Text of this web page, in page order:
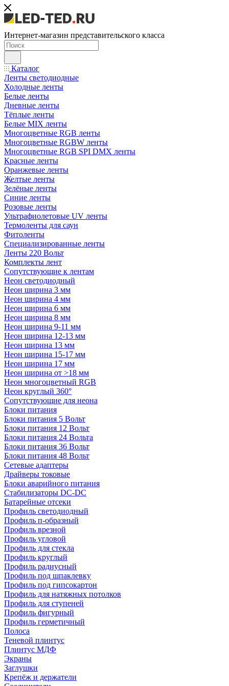
Интернет-магазин представительского класса
Каталог
Ленты светодиодные
Холодные ленты
Белые ленты
Дневные ленты
Тёплые ленты
Белые MIX ленты
Многоцветные RGB ленты
Многоцветные RGBW ленты
Многоцветные RGB SPI DMX ленты
Красные ленты
Оранжевые ленты
Желтые ленты
Зелёные ленты
Синие ленты
Розовые ленты
Ультрафиолетовые UV ленты
Термоленты для саун
Фитоленты
Специализированные ленты
Ленты 220 Вольт
Комплекты лент
Сопутствующие к лентам
Неон светодиодный
Неон ширина 3 мм
Неон ширина 4 мм
Неон ширина 6 мм
Неон ширина 8 мм
Неон ширина 9-11 мм
Неон ширина 12-13 мм
Неон ширина 13 мм
Неон ширина 15-17 мм
Неон ширина 17 мм
Неон ширина от >18 мм
Неон многоцветный RGB
Неон круглый 360°
Сопутствующие для неона
Блоки питания
Блоки питания 5 Вольт
Блоки питания 12 Вольт
Блоки питания 24 Вольта
Блоки питания 36 Вольт
Блоки питания 48 Вольт
Сетевые адаптеры
Драйверы токовые
Блоки аварийного питания
Стабилизаторы DC-DC
Батарейные отсеки
Профиль светодиодный
Профиль п-образный
Профиль врезной
Профиль угловой
Профиль для стекла
Профиль круглый
Профиль радиусный
Профиль под шпаклевку
Профиль под гипсокартон
Профиль для натяжных потолков
Профиль для ступеней
Профиль фигурный
Профиль герметичный
Полоса
Теневой плинтус
Плинтус МДФ
Экраны
Заглушки
Крепёж и держатели